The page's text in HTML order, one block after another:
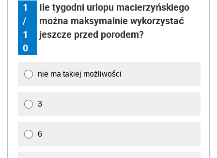
1
/
1
0
Ile tygodni urlopu macierzyńskiego
można maksymalnie wykorzystać
jeszcze przed porodem?
nie ma takiej możliwości
3
6